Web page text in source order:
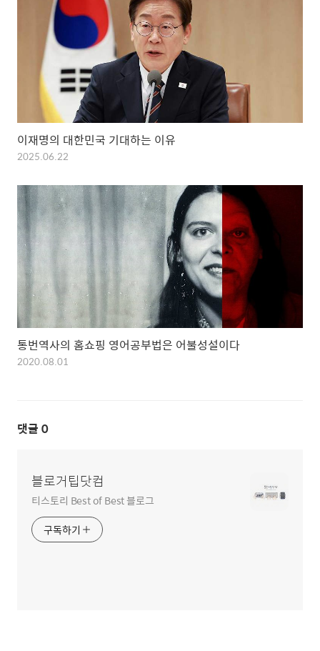
이재명의 대한민국 기대하는 이유
2025.06.22
통번역사의 홈쇼핑 영어공부법은 어불성설이다
2020.08.01
댓글 0
블로거팁닷컴
티스토리 Best of Best 블로그
구독하기